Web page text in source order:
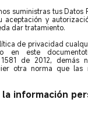
suministras tus Datos
aceptación y
dar tratamiento.
de privacidad
en este
de 2012, demás
otra norma que las
información